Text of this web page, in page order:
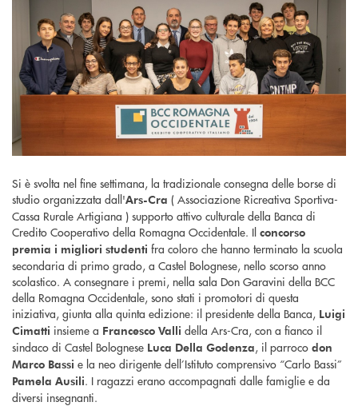
Si è svolta nel fine settimana, la tradizionale consegna delle borse di
studio organizzata dall'Ars-Cra ( Associazione Ricreativa Sportiva-
Cassa Rurale Artigiana ) supporto attivo culturale della Banca di
Credito Cooperativo della Romagna Occidentale. Il concorso
premia i migliori studenti fra coloro che hanno terminato la scuola
secondaria di primo grado, a Castel Bolognese, nello scorso anno
scolastico. A consegnare i premi, nella sala Don Garavini della BCC
della Romagna Occidentale, sono stati i promotori di questa
iniziativa, giunta alla quinta edizione: il presidente della Banca, Luigi
Cimatti insieme a Francesco Valli della Ars-Cra, con a fianco il
sindaco di Castel Bolognese Luca Della Godenza, il parroco don
Marco Bassi e la neo dirigente dell’Istituto comprensivo “Carlo Bassi”
Pamela Ausili. I ragazzi erano accompagnati dalle famiglie e da
diversi insegnanti.